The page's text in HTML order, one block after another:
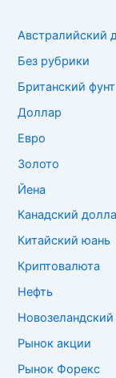
Австралийский
Без рубрики
Британский фунт
Доллар
Евро
Золото
Йена
Канадский
Китайский юань
Криптовалюта
Нефть
Рынок акции
Рынок Форекс